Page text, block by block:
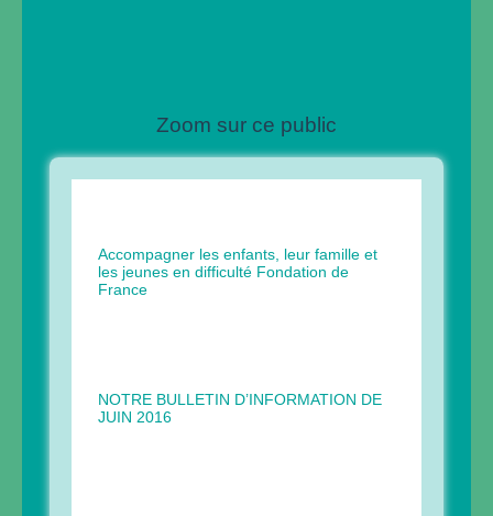
Zoom sur ce public
Accompagner les enfants, leur famille et
les jeunes en difficulté Fondation de
France
NOTRE BULLETIN D’INFORMATION DE
JUIN 2016